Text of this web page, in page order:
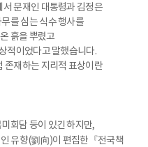
문재인 대통령과 김정은
를 심는 식수 행사를
흙을 뿌렸고
적이었다고 말했습니다.
존재하는 지리적 표상이란
회담 등이 있긴 하지만,
유향(劉向)이 편집한 『전국책